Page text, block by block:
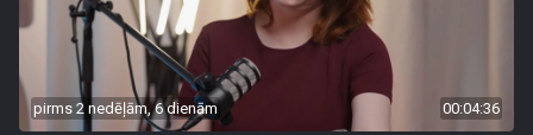
pirms 2 nedēļām, 6 dienām 00:04:36